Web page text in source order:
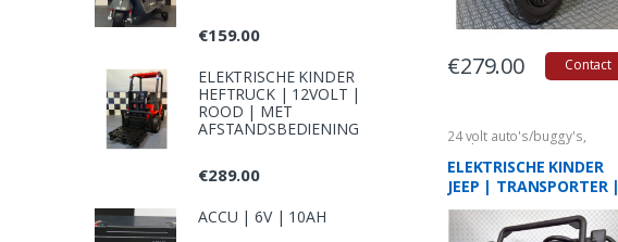
€279.00 Contact
24 volt auto's/buggy's,
Kinderauto's Quads
ELEKTRISCHE KINDER
JEEP | TRANSPORTER |
24 VOLT| ROOD
€159.00
ELEKTRISCHE KINDER
HEFTRUCK | 12VOLT |
ROOD | MET
AFSTANDSBEDIENING
€289.00
ACCU | 6V | 10AH